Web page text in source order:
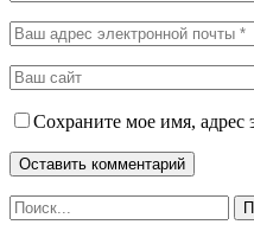
Сохраните мое имя, адрес